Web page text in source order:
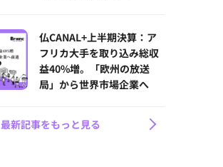
仏CANAL+上半期決算：ア
フリカ大手を取り込み総収
益40%増。「欧州の放送
局」から世界市場企業へ
最新記事をもっと見る